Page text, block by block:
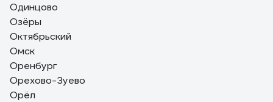
Одинцово
Озёры
Октябрьский
Омск
Оренбург
Орехово-Зуево
Орёл